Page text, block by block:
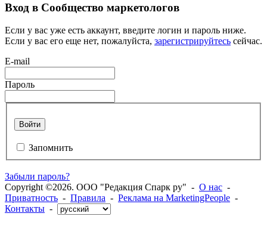
Вход в Сообщество маркетологов
Если у вас уже есть аккаунт, введите логин и пароль ниже.
Если у вас его еще нет, пожалуйста, зарегистрируйтесь сейчас.
E-mail
Пароль
Войти
Запомнить
Забыли пароль?
Copyright ©2026. ООО "Редакция Спарк ру" - О нас -
Приватность - Правила - Реклама на MarketingPeople -
Контакты -